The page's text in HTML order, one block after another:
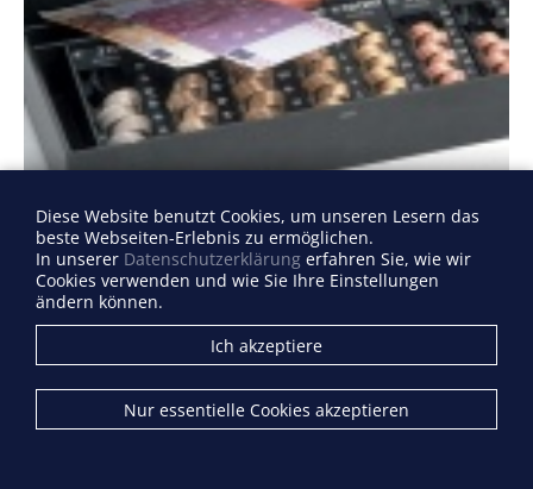
Einsätze für Kassenschubladen
Diese Website benutzt Cookies, um unseren Lesern das
beste Webseiten-Erlebnis zu ermöglichen.
In unserer Datenschutzerklärung erfahren Sie, wie wir
Cookies verwenden und wie Sie Ihre Einstellungen
ändern können.
Ich akzeptiere
Nur essentielle Cookies akzeptieren